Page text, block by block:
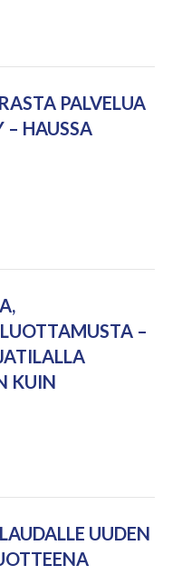
PALVELUA
– HAUSSA
–
KUIN
UUDEN